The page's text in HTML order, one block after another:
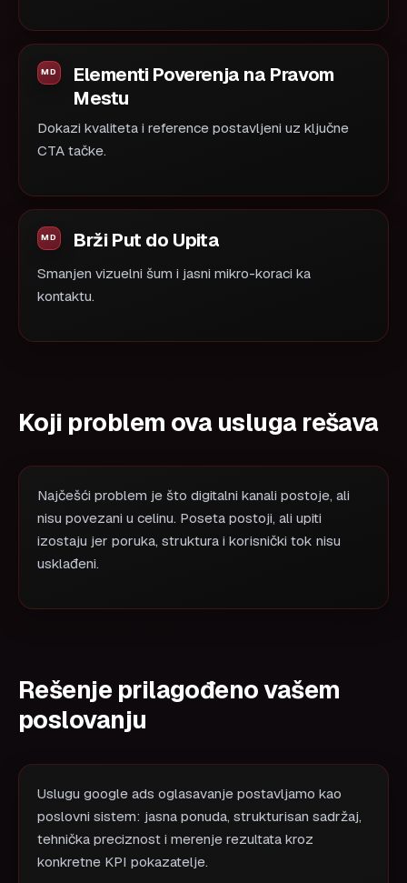
Elementi Poverenja na Pravom
Mestu
Dokazi kvaliteta i reference postavljeni uz ključne
CTA tačke.
Brži Put do Upita
Smanjen vizuelni šum i jasni mikro-koraci ka
kontaktu.
Koji problem ova usluga rešava
Najčešći problem je što digitalni kanali postoje, ali
nisu povezani u celinu. Poseta postoji, ali upiti
izostaju jer poruka, struktura i korisnički tok nisu
usklađeni.
Rešenje prilagođeno vašem
poslovanju
Uslugu google ads oglasavanje postavljamo kao
poslovni sistem: jasna ponuda, strukturisan sadržaj,
tehnička preciznost i merenje rezultata kroz
konkretne KPI pokazatelje.